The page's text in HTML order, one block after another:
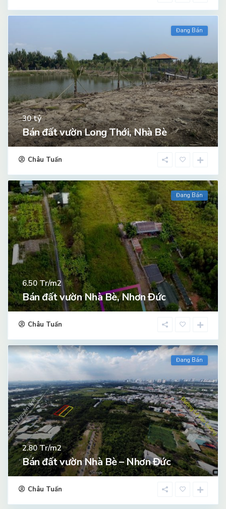
Đang Bán
30tỷ
Bán đất vườn Long Thới, Nhà Bè
Châu Tuấn
Đang Bán
6.50Tr/m2
Bán đất vườn Nhà Bè, Nhơn Đức
Châu Tuấn
Đang Bán
2.80Tr/m2
Bán đất vườn Nhà Bè – Nhơn Đức
Châu Tuấn